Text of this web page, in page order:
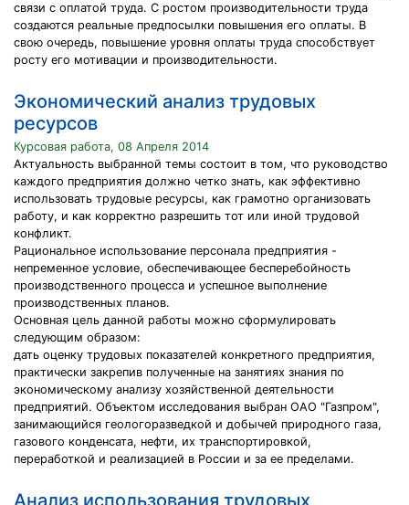
связи с оплатой труда. С ростом производительности труда
создаются реальные предпосылки повышения его оплаты. В
свою очередь, повышение уровня оплаты труда способствует
росту его мотивации и производительности.
Экономический анализ трудовых
ресурсов
Курсовая работа, 08 Апреля 2014
Актуальность выбранной темы состоит в том, что руководство
каждого предприятия должно четко знать, как эффективно
использовать трудовые ресурсы, как грамотно организовать
работу, и как корректно разрешить тот или иной трудовой
конфликт.
Рациональное использование персонала предприятия -
непременное условие, обеспечивающее бесперебойность
производственного процесса и успешное выполнение
производственных планов.
Основная цель данной работы можно сформулировать
следующим образом:
дать оценку трудовых показателей конкретного предприятия,
практически закрепив полученные на занятиях знания по
экономическому анализу хозяйственной деятельности
предприятий. Объектом исследования выбран ОАО "Газпром",
занимающийся геологоразведкой и добычей природного газа,
газового конденсата, нефти, их транспортировкой,
переработкой и реализацией в России и за ее пределами.
Анализ использования трудовых